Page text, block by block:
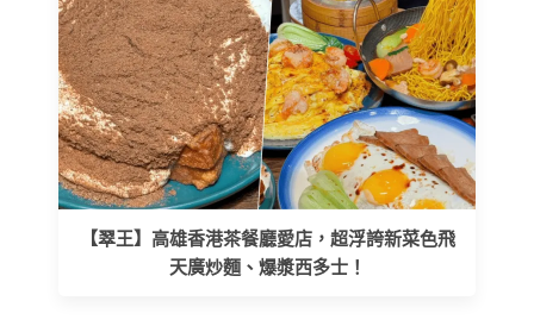
【翠王】高雄香港茶餐廳愛店，超浮誇新菜色飛
天廣炒麵、爆漿西多士！